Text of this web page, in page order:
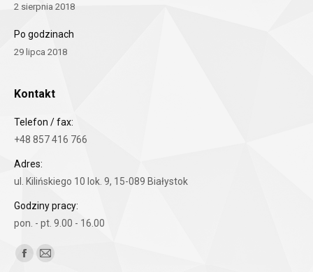
2 sierpnia 2018
Po godzinach
29 lipca 2018
Kontakt
Telefon / fax:
+48 857 416 766
Adres:
ul. Kilińskiego 10 lok. 9, 15-089 Białystok
Godziny pracy:
pon. - pt. 9.00 - 16.00
Znajdź nas na:
Facebook
Mail